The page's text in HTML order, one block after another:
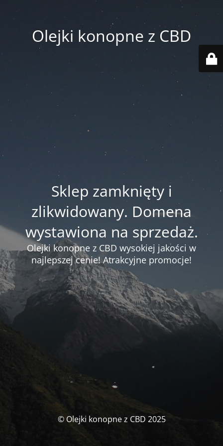
Olejki konopne z CBD
Sklep zamknięty i
zlikwidowany. Domena
wystawiona na sprzedaż.
Olejki konopne z CBD wysokiej jakości w
najlepszej cenie! Atrakcyjne promocje!
© Olejki konopne z CBD 2025